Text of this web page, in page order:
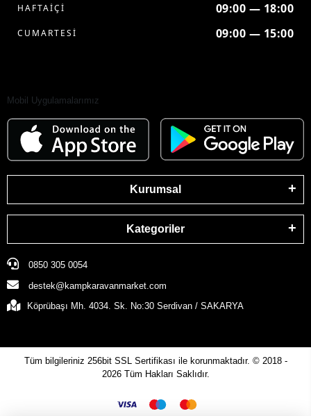
HAFTAİÇİ 09:00 — 18:00
CUMARTESİ 09:00 — 15:00
Mobil Uygulamalarımız
Kurumsal
Kategoriler
0850 305 0054
destek@kampkaravanmarket.com
Köprübaşı Mh. 4034. Sk. No:30 Serdivan / SAKARYA
Tüm bilgileriniz 256bit SSL Sertifikası ile korunmaktadır. © 2018 -
2026 Tüm Hakları Saklıdır.